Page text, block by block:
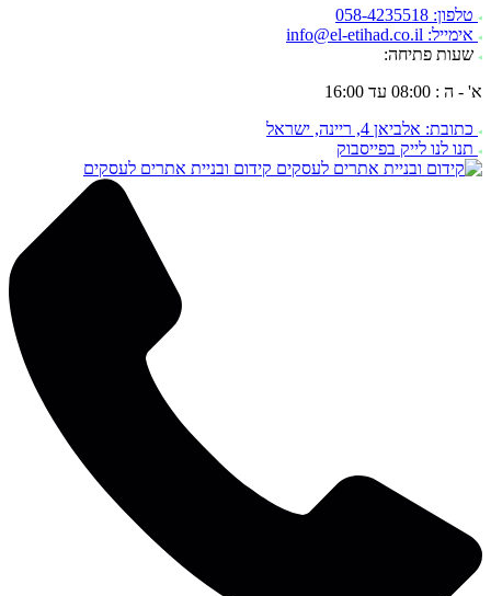
טלפון: 058-4235518
אימייל: info@el-etihad.co.il
שעות פתיחה:
א' - ה : 08:00 עד 16:00
כתובת: אלביאן 4, ריינה, ישראל
תנו לנו לייק בפייסבוק
קידום ובניית אתרים לעסקים